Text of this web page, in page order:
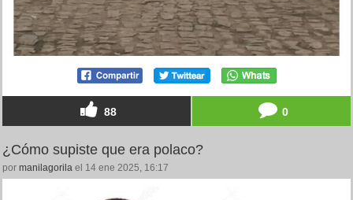
88 0
¿Cómo supiste que era polaco?
por manilagorila el 14 ene 2025, 16:17